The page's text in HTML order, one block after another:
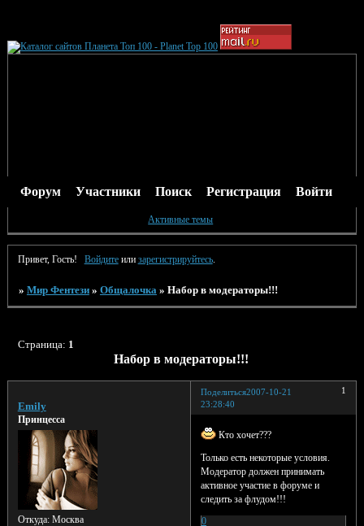
Форум Участники Поиск Регистрация Войти
Активные темы
Привет, Гость! Войдитеили зарегистрируйтесь.
» Мир Фентези » Общалочка » Набор в модераторы!!!
Набор в модераторы!!!
Страница: 1
Поделиться 1
2007-10-21
23:28:40
Emily
Принцесса
Откуда:Москва
Кто хочет???
Только есть некоторые условия.
Модератор должен принимать
активное участие в форуме и
следить за флудом!!!
0